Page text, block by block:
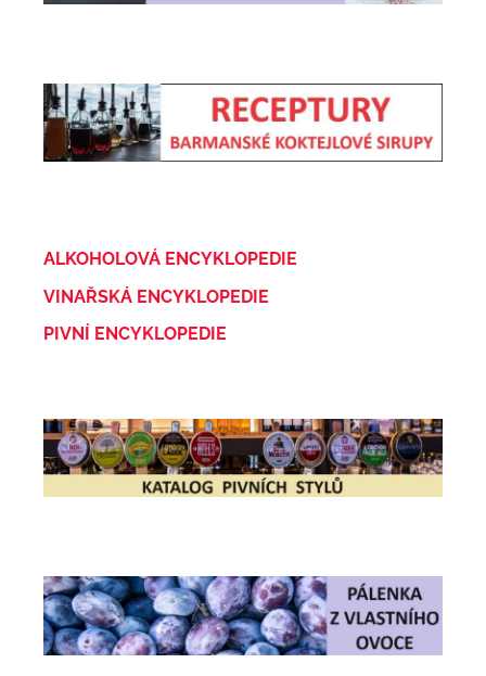
ALKOHOLOVÁ ENCYKLOPEDIE
VINAŘSKÁ ENCYKLOPEDIE
PIVNÍ ENCYKLOPEDIE